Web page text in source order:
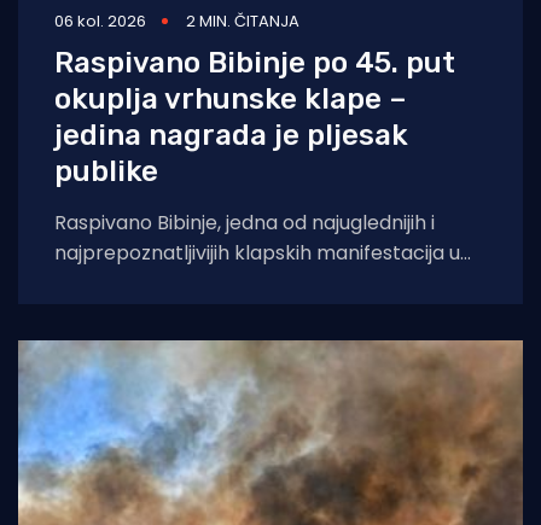
06 kol. 2026 2 MIN. ČITANJA
Raspivano Bibinje po 45. put
okuplja vrhunske klape –
jedina nagrada je pljesak
publike
Raspivano Bibinje, jedna od najuglednijih i
najprepoznatljivijih klapskih manifestacija u